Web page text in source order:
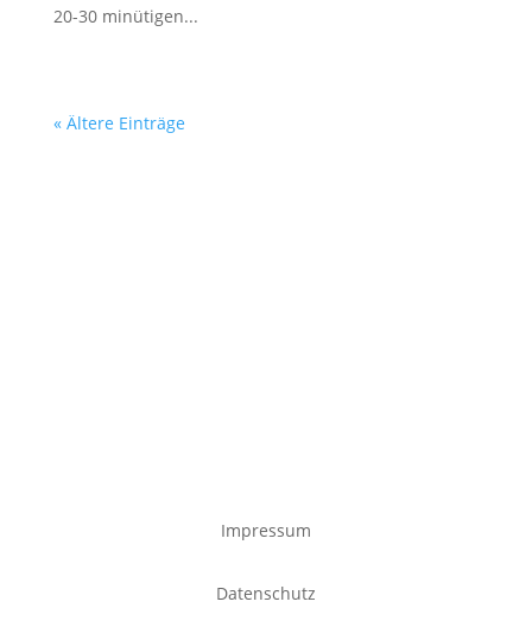
20-30 minütigen...
« Ältere Einträge
Impressum
Datenschutz